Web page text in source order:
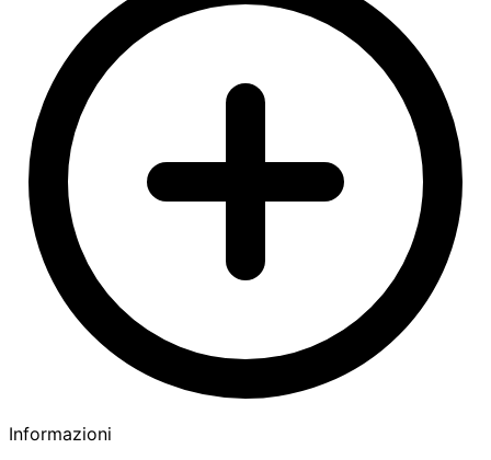
Informazioni